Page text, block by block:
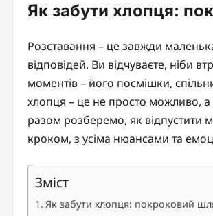
Як забути хлопця:
Розставання – це завжди
відповідей. Ви відчуваєте, ніби
моментів – його посмішки,
хлопця – це не просто можливо,
разом розберемо, як відпустити
кроком, з усіма нюансами та
Зміст
Як забути хлопця: покроковий